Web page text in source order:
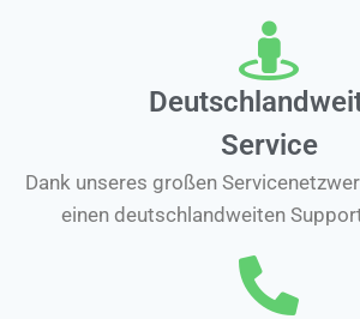
Service
Dank unseres großen
einen deutschlandweiten